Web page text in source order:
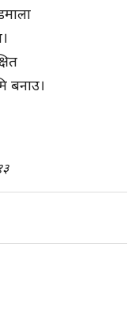
बनाउ।